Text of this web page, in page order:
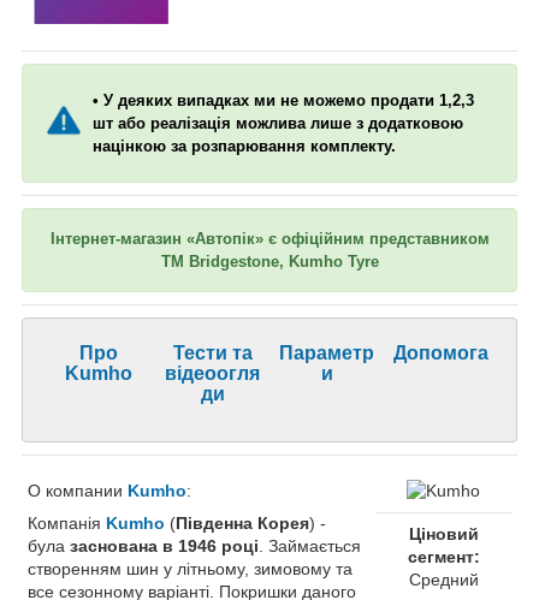
• У деяких випадках ми не можемо продати 1,2,3
шт або реалізація можлива лише з додатковою
націнкою за розпарювання комплекту.
Інтернет-магазин «Автопік» є офіційним представником
ТМ Bridgestone, Kumho Tyre
Про
Kumho
Тести та
відеоогля
ди
Параметр
и
Допомога
О компании Kumho:
Компанія Kumho (Південна Корея) -
була заснована в 1946 році . Займається
створенням шин у літньому, зимовому та
все сезонному варіанті. Покришки даного
Ціновий
сегмент:
Средний